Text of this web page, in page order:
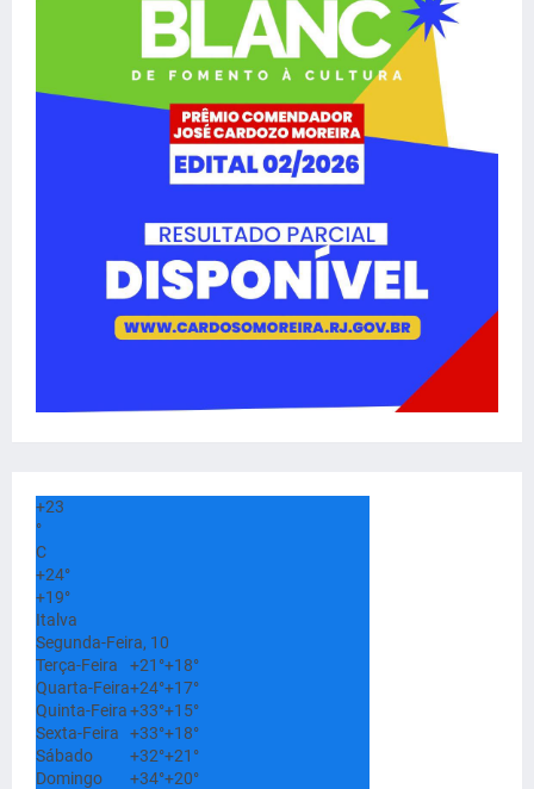
+23
°
C
+24°
+19°
Italva
Segunda-Feira, 10
Terça-Feira
+21°+18°
Quarta-Feira+24°+17°
Quinta-Feira+33°+15°
Sexta-Feira
+33°+18°
Sábado
+32°+21°
Domingo
+34°+20°